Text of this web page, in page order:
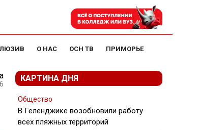
О НАС ОСН ТВ ПРИМОРЬЕ
КАРТИНА ДНЯ
Общество
В Геленджике возобновили работу
всех пляжных территорий